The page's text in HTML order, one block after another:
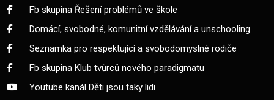
Fb skupina Řešení problémů ve škole
Domácí, svobodné, komunitní vzdělávání a unschooling
Seznamka pro respektující a svobodomyslné rodiče
Fb skupina Klub tvůrců nového paradigmatu
Youtube kanál Děti jsou taky lidi